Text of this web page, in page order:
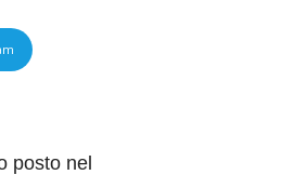
posto nel